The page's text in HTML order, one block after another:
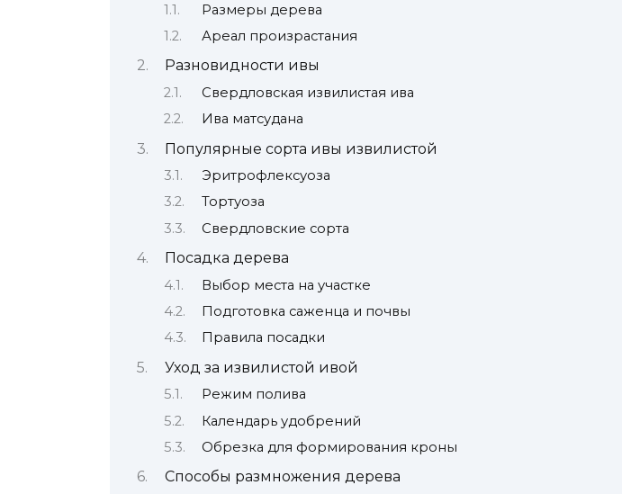
Размеры дерева
Ареал произрастания
Разновидности ивы
Свердловская извилистая ива
Ива матсудана
Популярные сорта ивы извилистой
Эритрофлексуоза
Тортуоза
Свердловские сорта
Посадка дерева
Выбор места на участке
Подготовка саженца и почвы
Правила посадки
Уход за извилистой ивой
Режим полива
Календарь удобрений
Обрезка для формирования кроны
Способы размножения дерева